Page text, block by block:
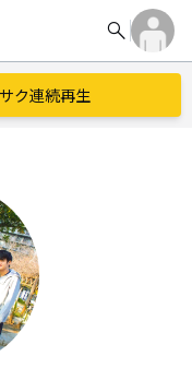
search
ク連続再生